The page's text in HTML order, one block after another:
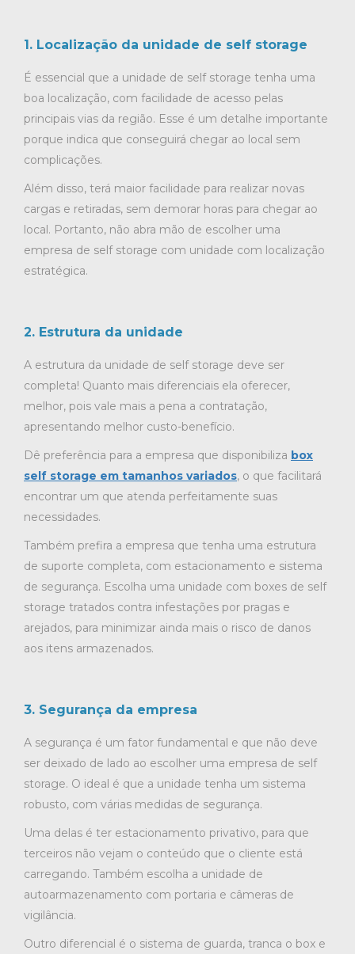
1. Localização da unidade de self storage
É essencial que a unidade de self storage tenha uma
boa localização, com facilidade de acesso pelas
principais vias da região. Esse é um detalhe importante
porque indica que conseguirá chegar ao local sem
complicações.
Além disso, terá maior facilidade para realizar novas
cargas e retiradas, sem demorar horas para chegar ao
local. Portanto, não abra mão de escolher uma
empresa de self storage com unidade com localização
estratégica.
2. Estrutura da unidade
A estrutura da unidade de self storage deve ser
completa! Quanto mais diferenciais ela oferecer,
melhor, pois vale mais a pena a contratação,
apresentando melhor custo-benefício.
Dê preferência para a empresa que disponibiliza box
self storage em tamanhos variados, o que facilitará
encontrar um que atenda perfeitamente suas
necessidades.
Também prefira a empresa que tenha uma estrutura
de suporte completa, com estacionamento e sistema
de segurança. Escolha uma unidade com boxes de self
storage tratados contra infestações por pragas e
arejados, para minimizar ainda mais o risco de danos
aos itens armazenados.
3. Segurança da empresa
A segurança é um fator fundamental e que não deve
ser deixado de lado ao escolher uma empresa de self
storage. O ideal é que a unidade tenha um sistema
robusto, com várias medidas de segurança.
Uma delas é ter estacionamento privativo, para que
terceiros não vejam o conteúdo que o cliente está
carregando. Também escolha a unidade de
autoarmazenamento com portaria e câmeras de
vigilância.
Outro diferencial é o sistema de guarda, tranca o box e